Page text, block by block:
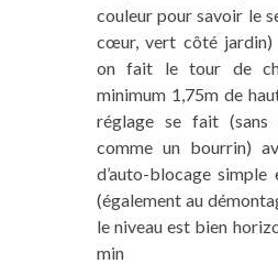
couleur pour savoir le
cœur, vert côté jardin)
on fait le tour de
minimum 1,75m de
réglage se fait
comme un bourrin)
d’auto-blocage
(également au
le niveau est bien
min